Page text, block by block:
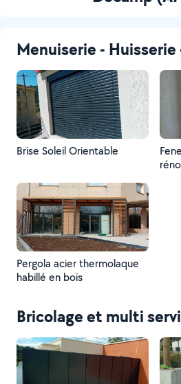
Menuiserie -
Brise Soleil Orientable
Pergola acier thermolaque
habillé en bois
Bricolage et multi